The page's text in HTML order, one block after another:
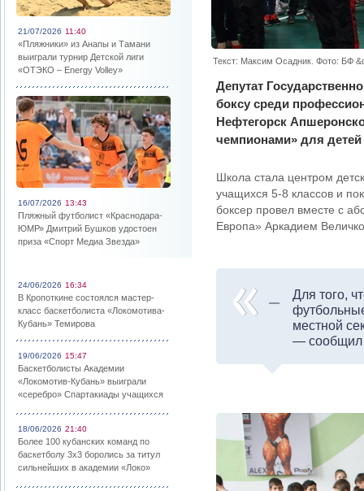
21/07/2026 11:40
«Пляжники» из Анапы и Тамани
выиграли турнир Детской лиги
«ОТЭКО – Energy Volley»
16/07/2026 13:43
Пляжный футболист «Краснодара-
ЮМР» Дмитрий Бушков удостоен
приза «Спорт Медиа Звезда»
24/06/2026 16:34
В Кропоткине состоялся мастер-
класс баскетболиста «Локомотива-
Кубань» Темирова
19/06/2026 15:47
Баскетболисты Академии
«Локомотив-Кубань» выиграли
«серебро» Спартакиады учащихся
18/06/2026 21:40
Более 100 кубанских команд по
баскетболу 3х3 боролись за титул
сильнейших в академии «Локо»
Текст: Максим Осадник. Фото: БФ
Депутат
боксу среди
Нефтегорск
чемпионами» для
Школа стала центром
учащихся 5-8 классов и
боксер провел вместе с
Европа» Аркадием
Для того,
местной
— сообщил